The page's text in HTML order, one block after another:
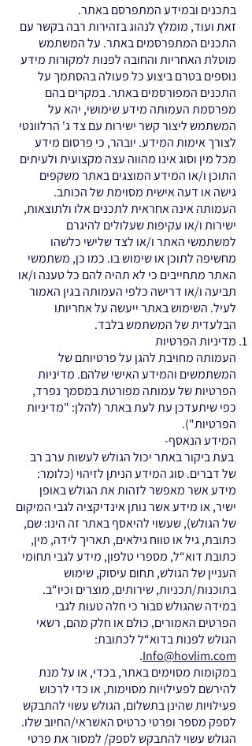
בתכנים ובמידע המתפרסם באתר.
זאת ועוד, מומלץ לנהוג בזהירות רבה בקשר עם
התכנים המתפרסמים באתר. על המשתמש
מוטלת האחריות והחובה לפנות למקורות מידע
נוספים בטרם ביצוע כל פעולה בהסתמך על
התכנים המפורסמים באתר. במקרים בהם
מפרסמת העמותה מידע שימושי, יהא על
המשתמש ליצור קשר ישירות עם צד ג' הרלוונטי
לצורך אימות המידע. יובהר, כי פרסום מידע
מכל מין וסוג אינו מהווה עצה מקצועית ולעיתים
התוכן ו/או המידע המוצגים באתר משקפים
גישה או דעה אישית מסוימת של הכותב.
העמותה אינה אחראית לתכנים אלו ולתוצאות,
ישירות ו/או עקיפות שעלולים להיגרם
למשתמשי האתר ו/או לצד שלישי כלשהו
מחשיפה לתוכן או שימוש בו. כמו כן, משתמשי
האתר מתחייבים כי לא תהיה להם כל טענה ו/או
תביעה ו/או דרישה כלפי העמותה בגין האמור
לעיל. השימוש באתר ייעשה על אחריותו
הבלעדית של המשתמש בלבד.
מדיניות הפרטיות
העמותה מחויבת להגן על פרטיותם של
המשתמשים והמידע האישי שלהם. מדיניות
הפרטיות של עמותה מפורטת במסמך נפרד,
כפי שיתעדכן עת לעת באתר (להלן: "מדיניות
הפרטיות").
המידע הנאסף-
בעת ביקור באתר יכול הגולש לעשות ערב רב
של דברים. סוג המידע הניתן לזיהוי (כלומר:
מידע אשר מאפשר לזהות את הגולש באופן
ישיר, או מידע אשר נותן אינדיקציה לגבי המיקום
של הגולש), שעשוי להיאסף באתר זה הינו: שם,
כתובת, גיל או טווח גילאים, תאריך לידה, מין,
כתובת דוא“ל, מספרי טלפון, מידע לגבי תחומי
העניין של הגולש, תחום עיסוק, שימוש
בתוכנות/תכניות, שירותים, מוצרים וכיו“ב.
במידה שהגולש סבור כי חלה טעות לגבי
הפרטים האמורים, כולם או חלק מהם, רשאי
הגולש לפנות בדוא“ל לכתובת:
Info@hovlim.com
.
במקומות מסוימים באתר, בכדי, או על מנת
להירשם לפעילויות מסוימות, או כדי לרכוש
פעילויות שהינן בתשלום, הגולש עשוי להתבקש
לספק מספר ופרטי כרטיס האשראי/החיוב שלו.
הגולש עשוי להתבקש לספק/ למסור את פרטי